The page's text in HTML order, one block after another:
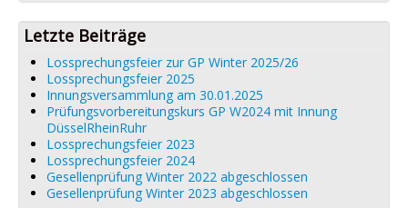
Impressum
Letzte Beiträge
Lossprechungsfeier zur GP Winter 2025/26
Lossprechungsfeier 2025
Innungsversammlung am 30.01.2025
Prüfungsvorbereitungskurs GP W2024 mit Innung
DüsselRheinRuhr
Lossprechungsfeier 2023
Lossprechungsfeier 2024
Gesellenprüfung Winter 2022 abgeschlossen
Gesellenprüfung Winter 2023 abgeschlossen